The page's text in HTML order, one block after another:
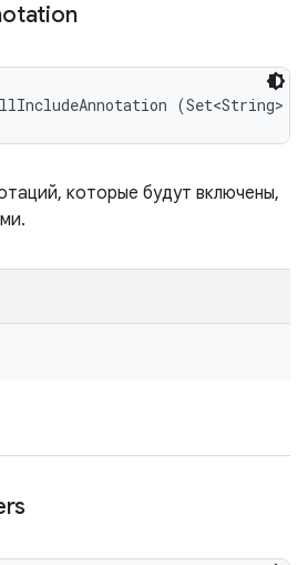
(Set<String>
которые будут включены,